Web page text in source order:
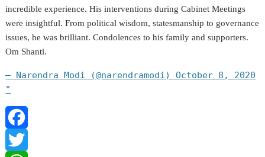
incredible experience. His interventions during Cabinet Meetings
were insightful. From political wisdom, statesmanship to governance
issues, he was brilliant. Condolences to his family and supporters.
Om Shanti.
— Narendra Modi (@narendramodi)October 8, 2020
"
F